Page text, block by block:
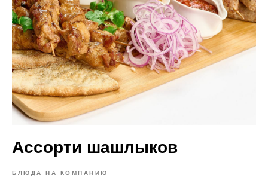
Ассорти шашлыков
БЛЮДА НА КОМПАНИЮ